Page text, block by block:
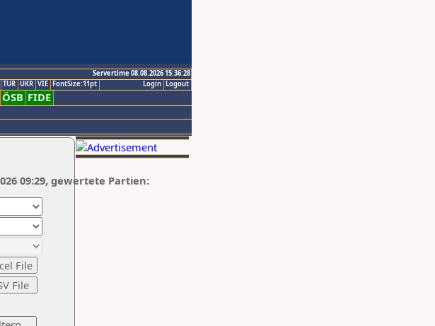
Servertime 08.08.2026 15:36:28
Logout
Login
TUR UKR VIE FontSize:11pt
ÖSB FIDE
09:29, gewertete Partien: